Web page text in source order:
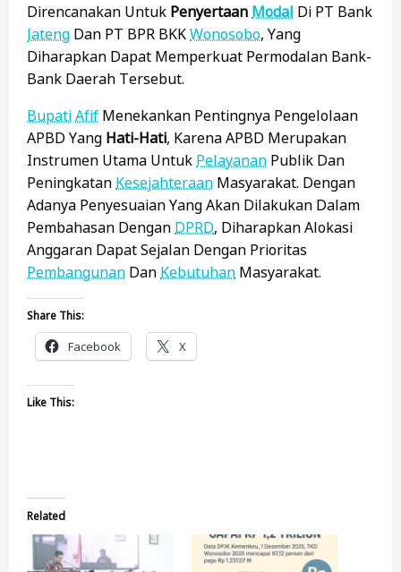
Direncanakan Untuk Penyertaan Modal Di PT Bank
Jateng Dan PT BPR BKKWonosobo, Yang
Diharapkan Dapat Memperkuat Permodalan Bank-
Bank Daerah Tersebut.
BupatiAfif Menekankan Pentingnya Pengelolaan
APBD Yang Hati-Hati, Karena APBD Merupakan
Instrumen Utama Untuk Pelayanan Publik Dan
Peningkatan Kesejahteraan Masyarakat. Dengan
Adanya Penyesuaian Yang Akan Dilakukan Dalam
Pembahasan Dengan DPRD, Diharapkan Alokasi
Anggaran Dapat Sejalan Dengan Prioritas
Pembangunan Dan Kebutuhan Masyarakat.
Share This:
Facebook X
Like This:
Related